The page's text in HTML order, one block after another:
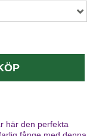
här den perfekta